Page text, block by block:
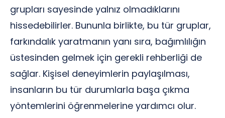
grupları sayesinde yalnız olmadıklarını
hissedebilirler. Bununla birlikte, bu tür gruplar,
farkındalık yaratmanın yanı sıra, bağımlılığın
üstesinden gelmek için gerekli rehberliği de
sağlar. Kişisel deneyimlerin paylaşılması,
insanların bu tür durumlarla başa çıkma
yöntemlerini öğrenmelerine yardımcı olur.